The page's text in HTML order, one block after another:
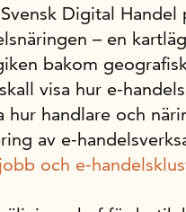
Digital
– en
bakom
visa hur e-
hur handlare och
av e-
och e-